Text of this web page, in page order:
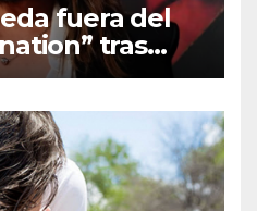
fuera del
tras
de